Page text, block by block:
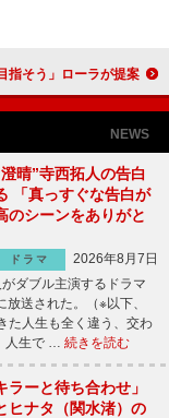
散の危機なんです！」 「一緒にお笑いの頂点目指そう」ローラが提案
NEWS
晴”寺西拓人の告白
「真っすぐな告白が
のシーンをありがと
ドラマ
2026年8月7日
ダブル主演するドラマ
送された。（※以下、
人生も全く違う、交わ
人生で … 続きを読む
ラーと待ち合わせ」
ヒナタ（関水渚）の